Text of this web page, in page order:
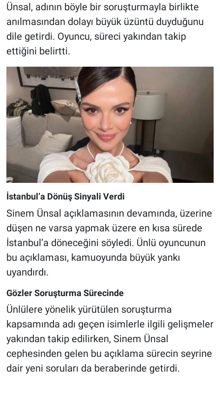
Ünsal, adının böyle bir soruşturmayla birlikte
anılmasından dolayı büyük üzüntü duyduğunu
dile getirdi. Oyuncu, süreci yakından takip
ettiğini belirtti.
İstanbul’a Dönüş Sinyali Verdi
Sinem Ünsal açıklamasının devamında, üzerine
düşen ne varsa yapmak üzere en kısa sürede
İstanbul’a döneceğini söyledi. Ünlü oyuncunun
bu açıklaması, kamuoyunda büyük yankı
uyandırdı.
Gözler Soruşturma Sürecinde
Ünlülere yönelik yürütülen soruşturma
kapsamında adı geçen isimlerle ilgili gelişmeler
yakından takip edilirken, Sinem Ünsal
cephesinden gelen bu açıklama sürecin seyrine
dair yeni soruları da beraberinde getirdi.